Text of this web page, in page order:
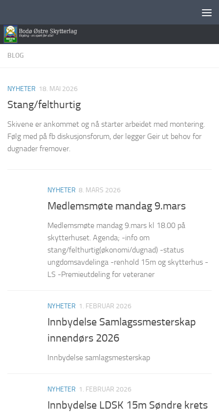
BLOG
NYHETER 18. MAI 2026
Stang/felthurtig
Skivene er ankommet og nå starter arbeidet med montering.
Følg med på fb diskusjonsforum, der legger Geir ut behov for
dugnader fremover.
NYHETER 8. MARS 2026
Medlemsmøte mandag 9.mars
Medlemsmøte mandag 9.mars kl 18.00 på
skytterhuset. Agenda; -info om
stang/felthurtig(økonomi/dugnad) -status
ungdomsavdelinga -renhold 15m og skytterhus -
LS -Premieutdeling for veteraner
NYHETER 1. FEBRUAR 2026
Innbydelse Samlagssmesterskap
innendørs 2026
Innbydelse samlagsmesterskap
NYHETER 1. FEBRUAR 2026
Innbydelse LDSK 15m Søndre krets